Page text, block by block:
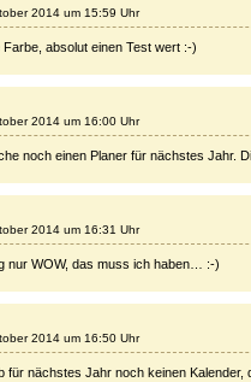
2014 um 15:59 Uhr
Farbe, absolut einen Test wert :-)
2014 um 16:00 Uhr
noch einen Planer für nächstes Jahr.
2014 um 16:31 Uhr
nur WOW, das muss ich haben… :-)
2014 um 16:50 Uhr
für nächstes Jahr noch keinen Kalender,